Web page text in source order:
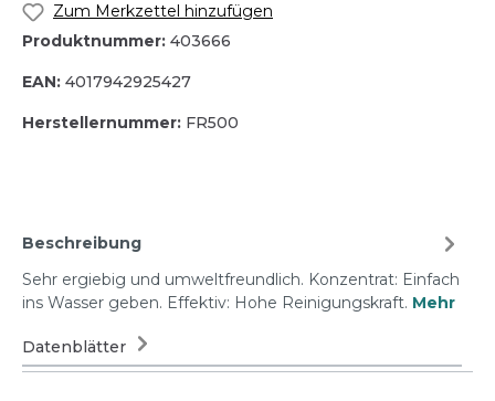
Zum Merkzettel hinzufügen
Produktnummer: 403666
EAN: 4017942925427
Herstellernummer: FR500
Beschreibung
Sehr ergiebig und umweltfreundlich. Konzentrat: Einfach
ins Wasser geben. Effektiv: Hohe Reinigungskraft. Mehr
Datenblätter